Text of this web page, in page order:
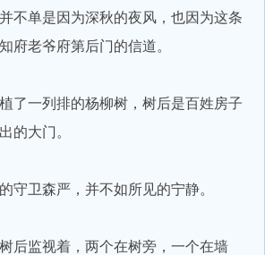
不单是因为深秋的夜风，也因为这条
府老爷府第后门的信道。
了一列排的杨柳树，树后是百姓房子
的大门。
守卫森严，并不如所见的宁静。
后监视着，两个在树旁，一个在墙